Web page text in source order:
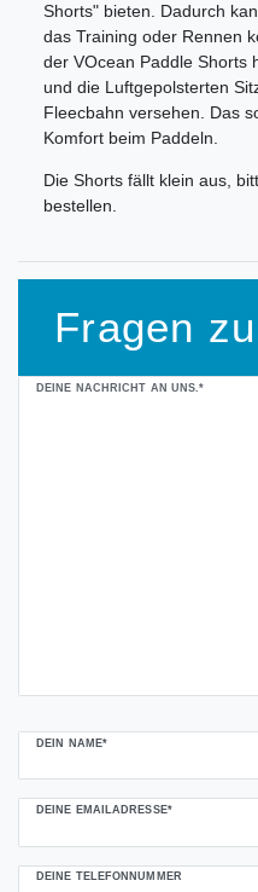
Shorts" bieten. Dadurch
das Training oder Rennen
der VOcean Paddle Shorts
und die Luftgepolsterten
Fleecbahn versehen. Das
Komfort beim Paddeln.
Die Shorts fällt klein aus,
bestellen.
Fragen
DEINE NACHRICHT AN UNS.*
DEIN NAME*
DEINE EMAILADRESSE*
DEINE TELEFONNUMMER